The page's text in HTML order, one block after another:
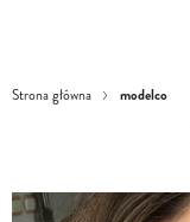
Strona główna modelco